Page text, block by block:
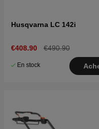
Husqvarna LC 142i
€408.90 €490.90
En stock